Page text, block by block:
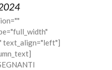
text_align="left"]